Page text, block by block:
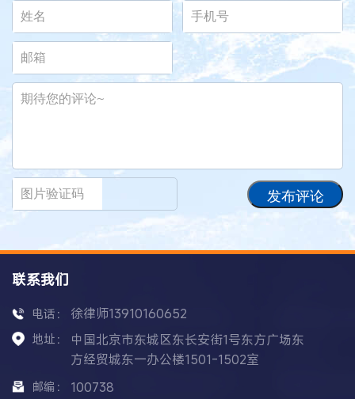
发布评论
联系我们
电话： 徐律师13910160652
地址：
中国北京市东城区东长安街1号东方广场东
方经贸城东一办公楼1501-1502室
邮编： 100738